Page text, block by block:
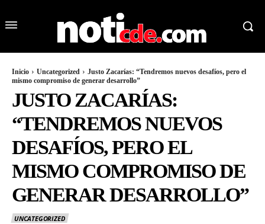
Inicio Uncategorized
Justo Zacarías: “Tendremos nuevos desafíos, pero el
mismo compromiso de generar desarrollo”
JUSTO ZACARÍAS:
“TENDREMOS NUEVOS
DESAFÍOS, PERO EL
MISMO COMPROMISO DE
GENERAR DESARROLLO”
UNCATEGORIZED